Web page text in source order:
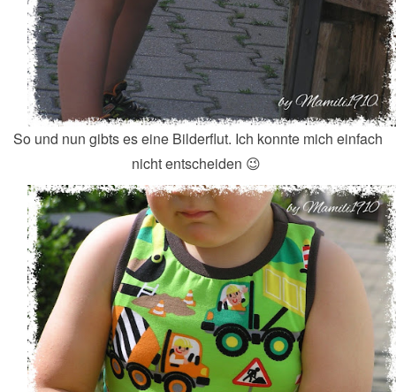
So und nun gibts es eine Bilderflut. Ich konnte mich einfach
nicht entscheiden 😉